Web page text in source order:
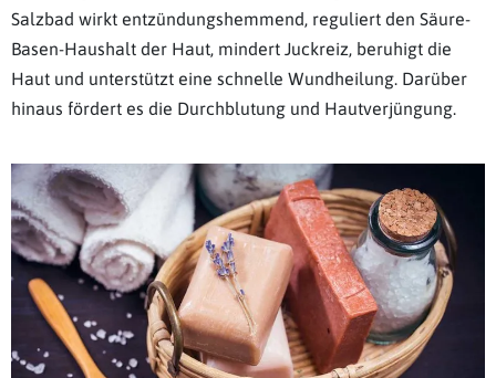
Salzbad wirkt entzündungshemmend, reguliert den Säure-
Basen-Haushalt der Haut, mindert Juckreiz, beruhigt die
Haut und unterstützt eine schnelle Wundheilung. Darüber
hinaus fördert es die Durchblutung und Hautverjüngung.